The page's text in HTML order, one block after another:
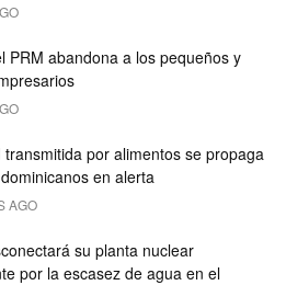
PRM abandona a los pequeños y
transmitida por alimentos se propaga
en alerta
AGO
su planta nuclear
por la escasez de agua en el